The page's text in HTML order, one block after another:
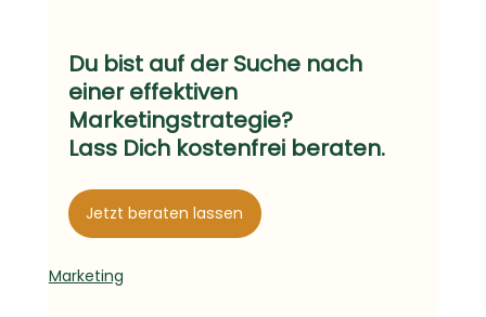
Du bist auf der Suche nach
einer effektiven
Marketingstrategie?
Lass Dich kostenfrei beraten.
Jetzt beraten lassen
Marketing